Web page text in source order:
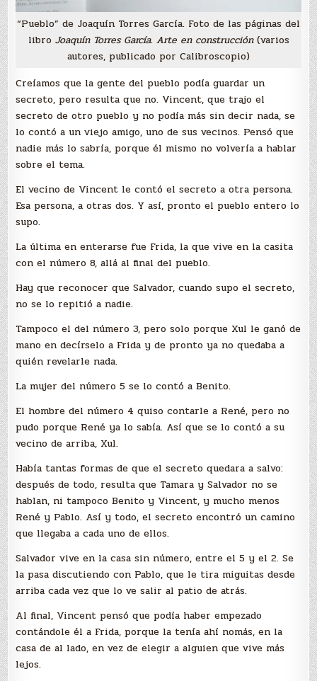
“Pueblo” de Joaquín Torres García. Foto de las páginas del
libro Joaquín Torres García. Arte en construcción(varios
autores, publicado por Calibroscopio)
Creíamos que la gente del pueblo podía guardar un
secreto, pero resulta que no. Vincent, que trajo el
secreto de otro pueblo y no podía más sin decir nada, se
lo contó a un viejo amigo, uno de sus vecinos. Pensó que
nadie más lo sabría, porque él mismo no volvería a hablar
sobre el tema.
El vecino de Vincent le contó el secreto a otra persona.
Esa persona, a otras dos. Y así, pronto el pueblo entero lo
supo.
La última en enterarse fue Frida, la que vive en la casita
con el número 8, allá al final del pueblo.
Hay que reconocer que Salvador, cuando supo el secreto,
no se lo repitió a nadie.
Tampoco el del número 3, pero solo porque Xul le ganó de
mano en decírselo a Frida y de pronto ya no quedaba a
quién revelarle nada.
La mujer del número 5 se lo contó a Benito.
El hombre del número 4 quiso contarle a René, pero no
pudo porque René ya lo sabía. Así que se lo contó a su
vecino de arriba, Xul.
Había tantas formas de que el secreto quedara a salvo:
después de todo, resulta que Tamara y Salvador no se
hablan, ni tampoco Benito y Vincent, y mucho menos
René y Pablo. Así y todo, el secreto encontró un camino
que llegaba a cada uno de ellos.
Salvador vive en la casa sin número, entre el 5 y el 2. Se
la pasa discutiendo con Pablo, que le tira miguitas desde
arriba cada vez que lo ve salir al patio de atrás.
Al final, Vincent pensó que podía haber empezado
contándole él a Frida, porque la tenía ahí nomás, en la
casa de al lado, en vez de elegir a alguien que vive más
lejos.